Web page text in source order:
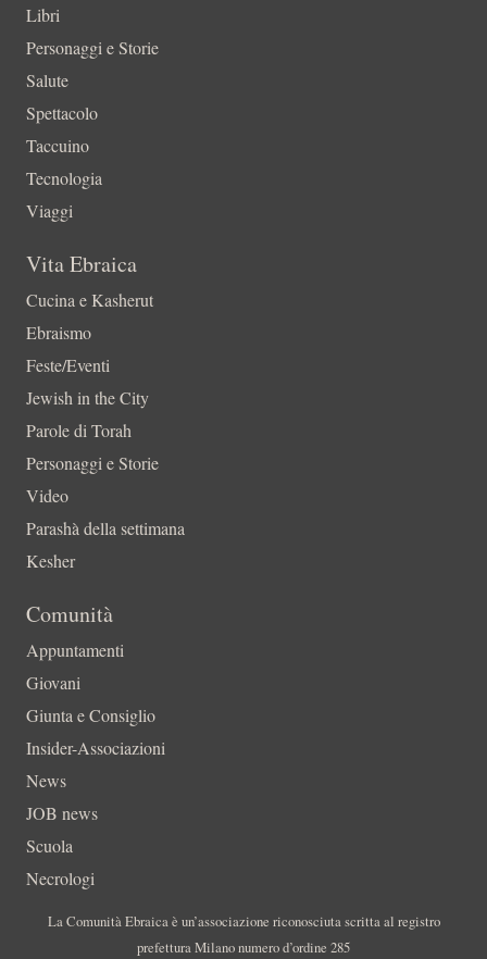
Libri
Personaggi e Storie
Salute
Spettacolo
Taccuino
Tecnologia
Viaggi
Vita Ebraica
Cucina e Kasherut
Ebraismo
Feste/Eventi
Jewish in the City
Parole di Torah
Personaggi e Storie
Video
Parashà della settimana
Kesher
Comunità
Appuntamenti
Giovani
Giunta e Consiglio
Insider-Associazioni
News
JOB news
Scuola
Necrologi
La Comunità Ebraica è un’associazione riconosciuta scritta al registro
prefettura Milano numero d’ordine 285